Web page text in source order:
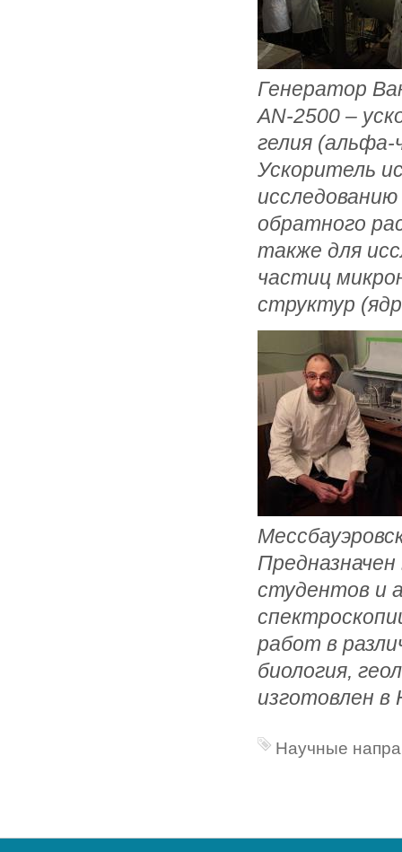
Генератор
AN-2500 –
гелия (альфа-
Ускоритель
обратного
также для
частиц
структур
студентов и
работ в
биология,
изготовлен
Научные